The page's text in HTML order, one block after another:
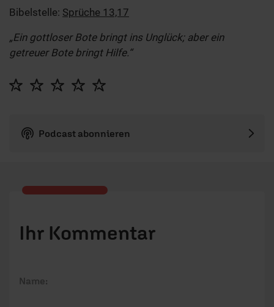
Bibelstelle: Sprüche 13,17
„Ein gottloser Bote bringt ins Unglück; aber ein
getreuer Bote bringt Hilfe.“
Podcast abonnieren
Ihr Kommentar
Name: